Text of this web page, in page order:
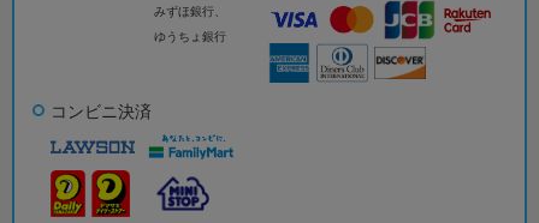
みずほ銀行、
ゆうちょ銀行
コンビニ決済